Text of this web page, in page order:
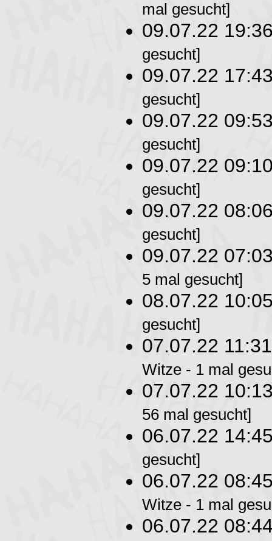
mal gesucht]
09.07.22
gesucht]
09.07.22
gesucht]
09.07.22
gesucht]
09.07.22
gesucht]
09.07.22
gesucht]
09.07.22
5 mal gesucht]
08.07.22
gesucht]
07.07.22
Witze - 1 mal
07.07.22
56 mal gesucht]
06.07.22
gesucht]
06.07.22
Witze - 1 mal
06.07.22